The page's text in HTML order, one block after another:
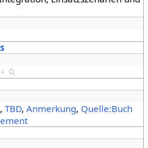
+
, TBD, Anmerkung, Quelle:Buch